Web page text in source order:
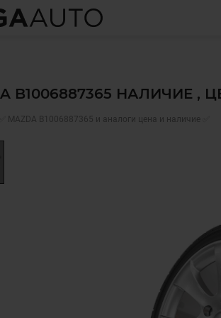
B1006887365 НАЛИЧИЕ
✅ MAZDA B1006887365 и аналоги цена и наличие ✅